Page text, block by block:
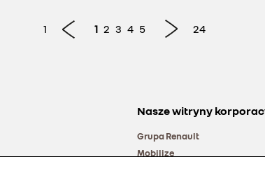
1 1 2 3 4 5 24
Nasze witryny
Grupa Renault
Mobilize